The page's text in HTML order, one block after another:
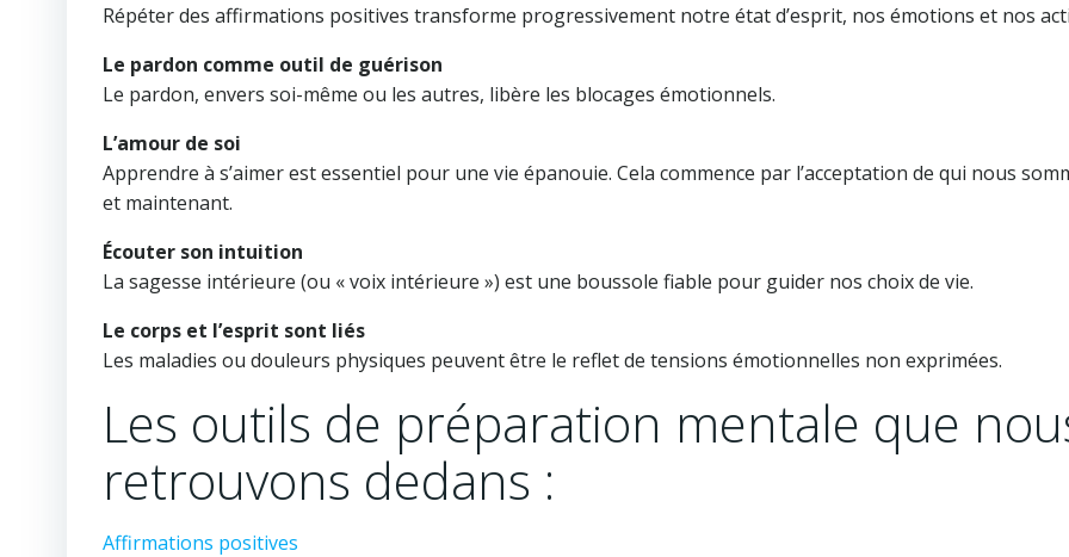
Répéter des affirmations positives transforme progressivement notre état d’esprit, nos émotions et nos
Le pardon comme outil de guérison
Le pardon, envers soi-même ou les autres, libère les blocages émotionnels.
L’amour de soi
Apprendre à s’aimer est essentiel pour une vie épanouie. Cela commence par l’acceptation de qui nous
et maintenant.
Écouter son intuition
La sagesse intérieure (ou « voix intérieure ») est une boussole fiable pour guider nos choix de vie.
Le corps et l’esprit sont liés
Les maladies ou douleurs physiques peuvent être le reflet de tensions émotionnelles non exprimées.
Les outils de préparation mentale que
retrouvons dedans :
Affirmations positives